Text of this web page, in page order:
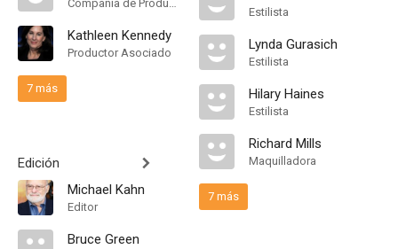
Compañía de Produccion
Kathleen Kennedy
Productor Asociado
7 más
Edición
Michael Kahn
Editor
Bruce Green
Estilista
Lynda Gurasich
Estilista
Hilary Haines
Estilista
Richard Mills
Maquilladora
7 más